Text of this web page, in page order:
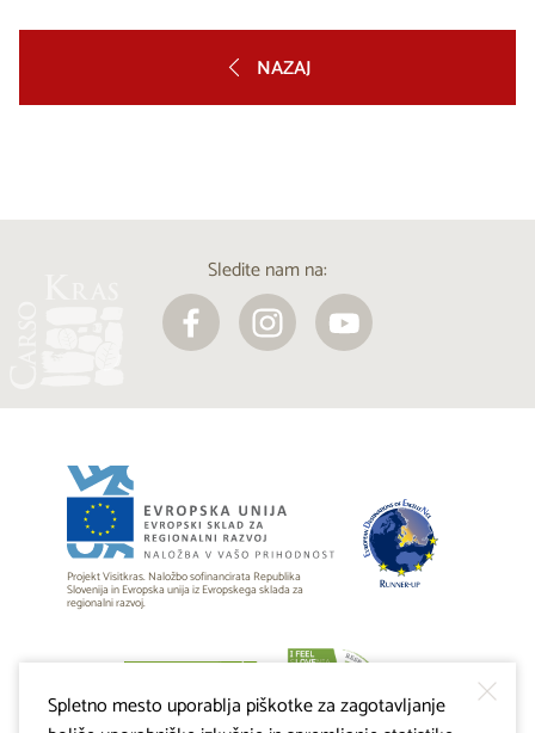
NAZAJ
Sledite nam na:
Projekt Visitkras. Naložbo sofinancirata Republika
Slovenija in Evropska unija iz Evropskega sklada za
regionalni razvoj.
Spletno mesto uporablja piškotke za zagotavljanje